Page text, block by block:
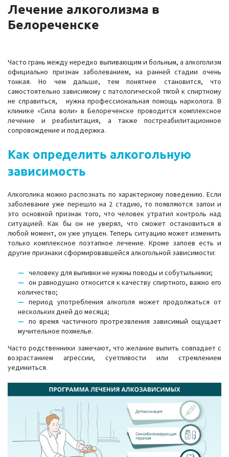
Лечение алкоголизма в
Белореченске
Часто грань между нередко выпивающим и больным, а алкоголизм
официально признан заболеванием, на ранней стадии очень
тонкая. Но чем дальше, тем понятнее становится, что
самостоятельно зависимому с патологической тягой к спиртному
не справиться, нужна профессиональная помощь нарколога. В
клинике «Сила воли» в Белореченске проводится комплексное
лечение и реабилитация, а также постреабилитационное
сопровождение и поддержка.
Как определить алкогольную
зависимость
Алкоголика можно распознать по характерному поведению. Если
заболевание уже перешло на 2 стадию, то появляются запои и
это основной признак того, что человек утратил контроль над
ситуацией. Как бы он не уверял, что сможет остановиться в
любой момент, он уже упущен. Теперь ситуацию может изменить
только комплексное поэтапное лечение. Кроме запоев есть и
другие признаки сформировавшейся алкогольной зависимости:
человеку для выпивки не нужны поводы и собутыльники;
он равнодушно относится к качеству спиртного, важно его
количество;
период употребления алкоголя может продолжаться от
нескольких дней до месяца;
по время частичного протрезвления зависимый ощущает
мучительное похмелье.
Часто родственники замечают, что желание выпить совпадает с
возрастанием агрессии, суетливости или стремлением
уединиться.